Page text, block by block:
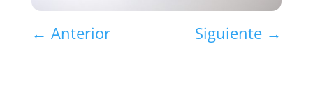
← Anterior Siguiente →